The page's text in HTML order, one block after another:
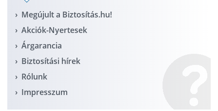
Megújult a Biztosítás.hu!
Akciók-Nyertesek
Árgarancia
Biztosítási hírek
Rólunk
Impresszum